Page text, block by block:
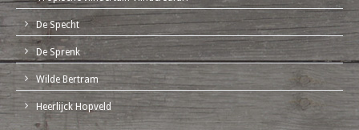
De Specht
De Sprenk
Wilde Bertram
Heerlijck Hopveld